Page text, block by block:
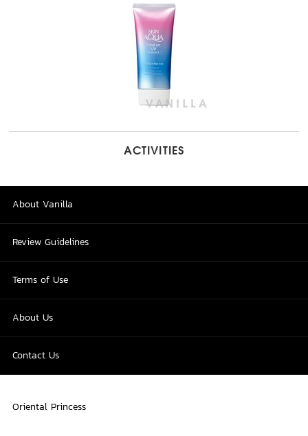
ACTIVITIES
About Vanilla
Review Guidelines
Terms of Use
About Us
Contact Us
Oriental Princess